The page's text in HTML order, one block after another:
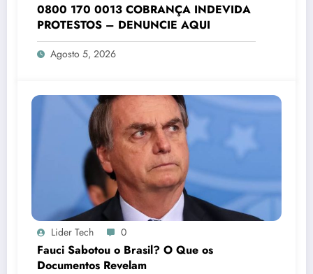
0800 170 0013 COBRANÇA INDEVIDA
PROTESTOS – DENUNCIE AQUI
Agosto 5, 2026
Lider Tech 0
Fauci Sabotou o Brasil? O Que os
Documentos Revelam